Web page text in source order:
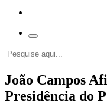
João Campos
Presidência do